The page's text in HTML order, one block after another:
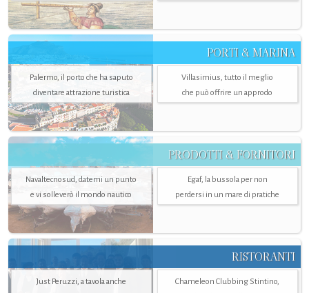
PORTI & MARINA
Palermo, il porto che ha saputo
diventare attrazione turistica
Villasimius, tutto il meglio
che può offrire un approdo
PRODOTTI & FORNITORI
Navaltecnosud, datemi un punto
e vi solleverò il mondo nautico
Egaf, la bussola per non
perdersi in un mare di pratiche
RISTORANTI
Just Peruzzi, a tavola anche
Chameleon Clubbing Stintino,